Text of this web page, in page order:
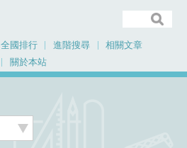
全國排行 進階搜尋
相關文章
關於本站